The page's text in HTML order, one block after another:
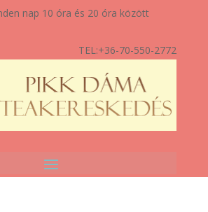
nap 10 óra és 20 óra között
TEL:+36-70-550-2772